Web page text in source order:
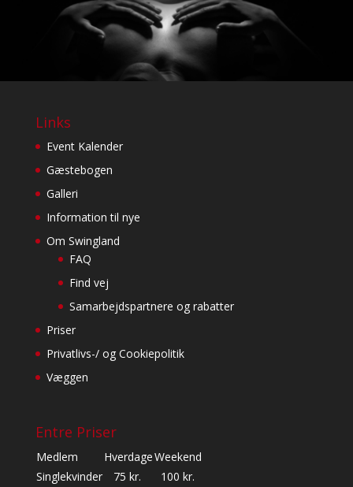
Links
Event Kalender
Gæstebogen
Galleri
Information til nye
Om Swingland
FAQ
Find vej
Samarbejdspartnere og rabatter
Priser
Privatlivs-/ og Cookiepolitik
Væggen
Entre Priser
Medlem HverdageWeekend
Singlekvinder
75 kr.
100 kr.